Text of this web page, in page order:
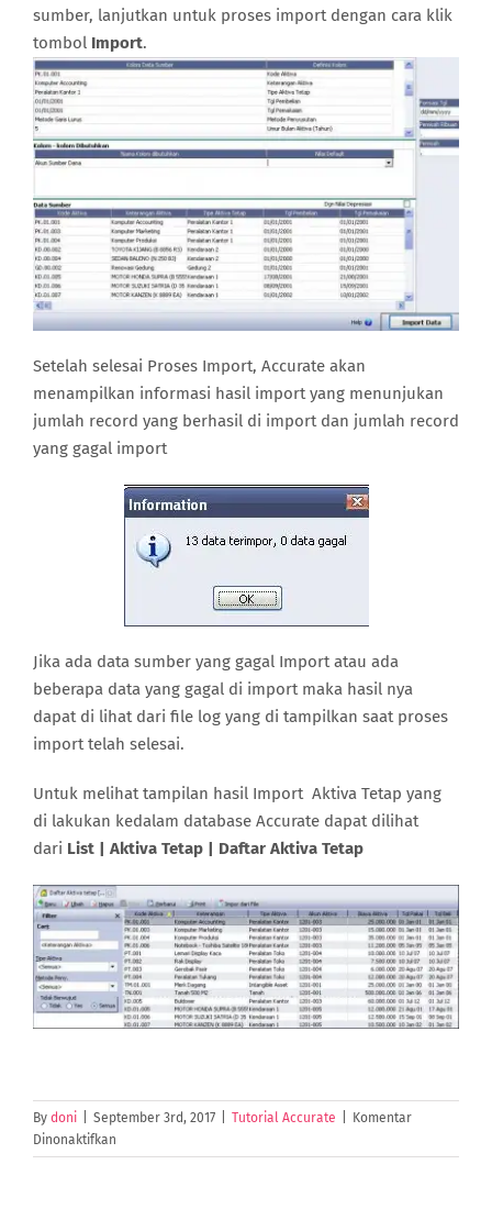
sumber, lanjutkan untuk proses import dengan cara klik
tombol Import.
Setelah selesai Proses Import, Accurate akan
menampilkan informasi hasil import yang menunjukan
jumlah record yang berhasil di import dan jumlah record
yang gagal import
Jika ada data sumber yang gagal Import atau ada
beberapa data yang gagal di import maka hasil nya
dapat di lihat dari file log yang di tampilkan saat proses
import telah selesai.
Untuk melihat tampilan hasil Import Aktiva Tetap yang
di lakukan kedalam database Accurate dapat dilihat
dari List | Aktiva Tetap | Daftar Aktiva Tetap
By doni September 3rd, 2017 Tutorial Accurate
Komentar
Dinonaktifkan
Import